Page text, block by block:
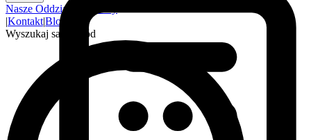
Nasze Oddziały
|Kontakt|Blog
Wyszukaj samochód